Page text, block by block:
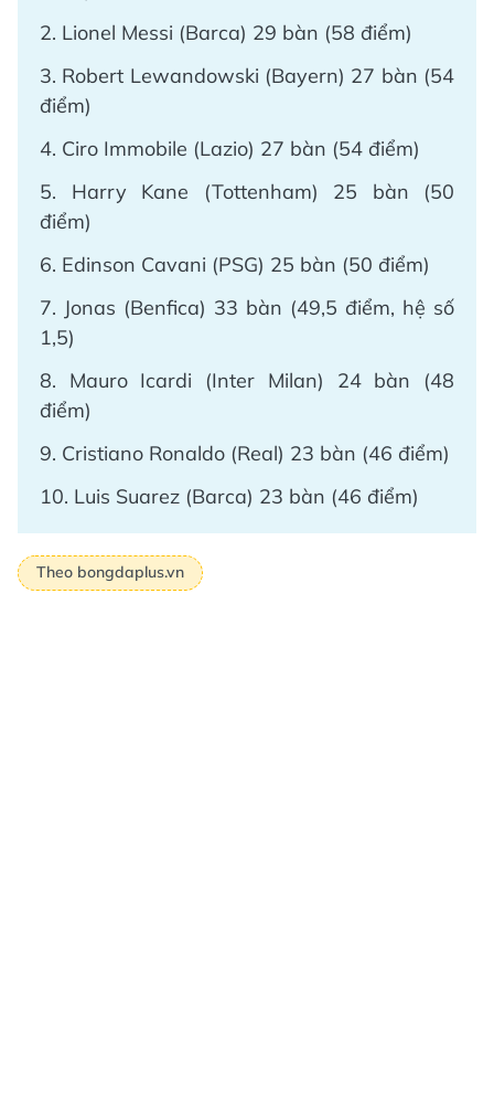
2. Lionel Messi (Barca) 29 bàn (58 điểm)
3. Robert Lewandowski (Bayern) 27 bàn (54
điểm)
4. Ciro Immobile (Lazio) 27 bàn (54 điểm)
5. Harry Kane (Tottenham) 25 bàn (50
điểm)
6. Edinson Cavani (PSG) 25 bàn (50 điểm)
7. Jonas (Benfica) 33 bàn (49,5 điểm, hệ số
1,5)
8. Mauro Icardi (Inter Milan) 24 bàn (48
điểm)
9. Cristiano Ronaldo (Real) 23 bàn (46 điểm)
10. Luis Suarez (Barca) 23 bàn (46 điểm)
Theo bongdaplus.vn